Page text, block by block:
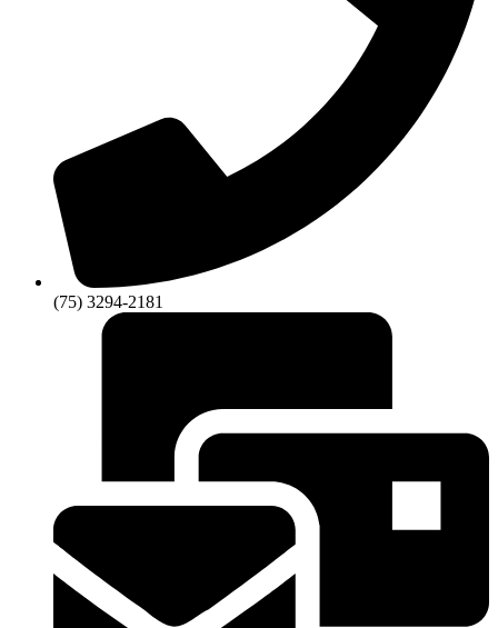
(75) 3294-2181